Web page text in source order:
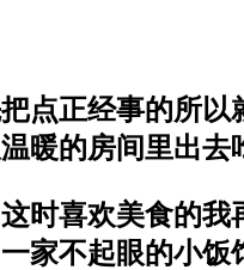
点正经事的所
暖的房间里出
时喜欢美食的
家不起眼的小